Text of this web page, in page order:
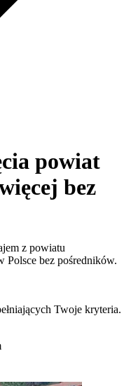
powiat
bez
z powiatu
bez pośredników.
Twoje kryteria.